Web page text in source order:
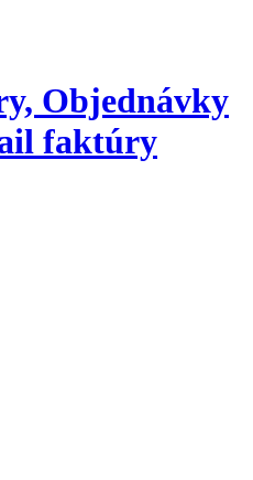
Objednávky
faktúry